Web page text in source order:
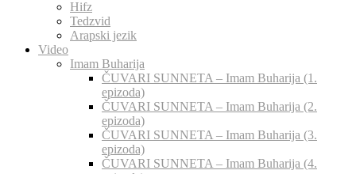
Hifz
Tedzvid
Arapski jezik
Video
Imam Buharija
ČUVARI SUNNETA – Imam Buharija (1.
epizoda)
ČUVARI SUNNETA – Imam Buharija (2.
epizoda)
ČUVARI SUNNETA – Imam Buharija (3.
epizoda)
ČUVARI SUNNETA – Imam Buharija (4.